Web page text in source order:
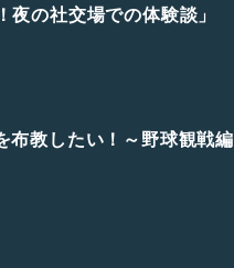
の社交場での体験談」
布教したい！～野球観戦編